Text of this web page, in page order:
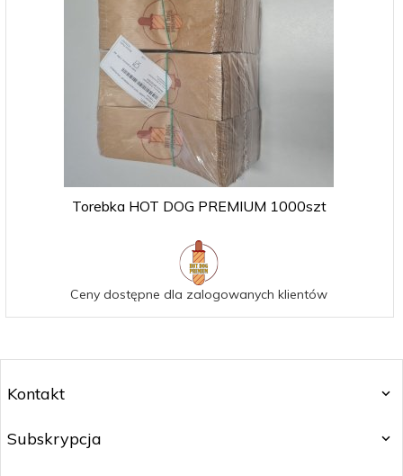
Torebka HOT DOG PREMIUM 1000szt
Ceny dostępne dla zalogowanych klientów
Kontakt
Subskrypcja